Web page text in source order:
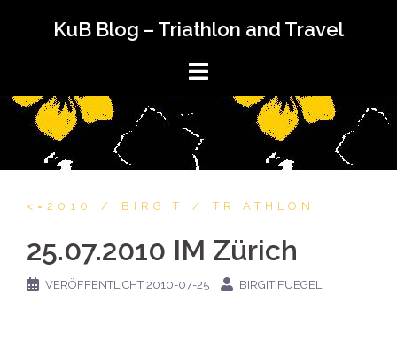
KuB Blog – Triathlon and Travel
<=2010 BIRGIT TRIATHLON
25.07.2010 IM Zürich
VERÖFFENTLICHT2010-07-25 BIRGIT FUEGEL